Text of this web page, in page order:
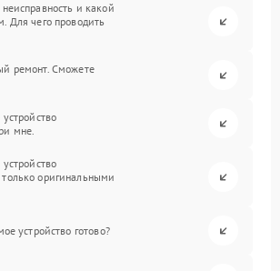
и какой
Для чего проводить
ремонт. Сможете
мне.
оригинальными
устройство готово?